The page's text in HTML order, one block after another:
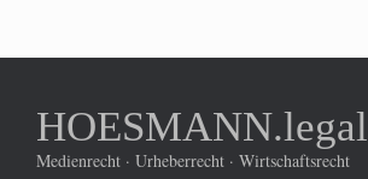
HOESMANN.legal
Medienrecht · Urheberrecht · Wirtschaftsrecht